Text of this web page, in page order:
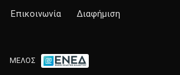
Επικοινωνία Διαφήμιση
ΜΕΛΟΣ